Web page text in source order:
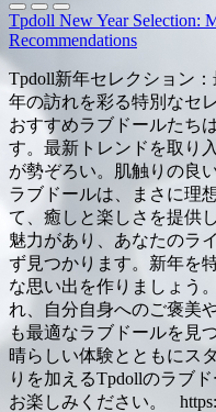
Tpdoll New Year Selection:
Recommendations
Tpdoll新年セレクション
年の訪れを彩る特別なセ
おすすめラブドールたち
す。最新トレンドを取り
が勢ぞろい。肌触りの良
ラブドールは、まさに理
て、癒しと楽しさを提供
魅力があり、あなたのラ
ず見つかります。新年を
な思い出を作りましょう
れ、自分自身へのご褒美
も最適なラブドールを見
晴らしい体験とともにス
りを加えるTpdollのラブ
お楽しみください。